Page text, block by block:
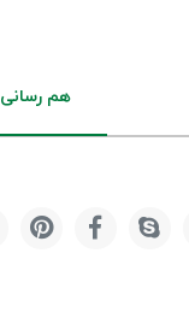
هم رسانی